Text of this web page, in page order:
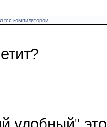
tcc компилятором.